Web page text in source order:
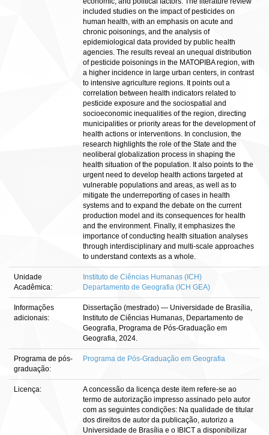
included studies on the impact of pesticides on
human health, with an emphasis on acute and
chronic poisonings, and the analysis of
epidemiological data provided by public health
agencies. The results reveal an unequal distribution
of pesticide poisonings in the MATOPIBA region, with
a higher incidence in large urban centers, in contrast
to intensive agriculture regions. It points out a
correlation between health indicators related to
pesticide exposure and the sociospatial and
socioeconomic inequalities of the region, directing
municipalities or priority areas for the development of
health actions or interventions. In conclusion, the
research highlights the role of the State and the
neoliberal globalization process in shaping the
health situation of the population. It also points to the
urgent need to develop health actions targeted at
vulnerable populations and areas, as well as to
mitigate the underreporting of cases in health
systems and to expand the debate on the current
production model and its consequences for health
and the environment. Finally, it emphasizes the
importance of conducting health situation analyses
through interdisciplinary and multi-scale approaches
to understand contexts as a whole.
Unidade
Acadêmica:
Instituto de Ciências Humanas (ICH)
Departamento de Geografia (ICH GEA)
Informações
adicionais:
Dissertação (mestrado) — Universidade de Brasília,
Instituto de Ciências Humanas, Departamento de
Geografia, Programa de Pós-Graduação em
Geografia, 2024.
Programa de pós-
graduação:
Programa de Pós-Graduação em Geografia
Licença:
A concessão da licença deste item refere-se ao
termo de autorização impresso assinado pelo autor
com as seguintes condições: Na qualidade de titular
dos direitos de autor da publicação, autorizo a
Universidade de Brasília e o IBICT a disponibilizar